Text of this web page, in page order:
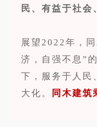
民、有益于社会
展望2022年，
济，自强不息”
下，服务于人民
大化。
同木建筑